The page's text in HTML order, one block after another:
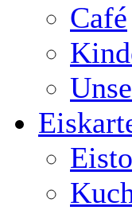
Café